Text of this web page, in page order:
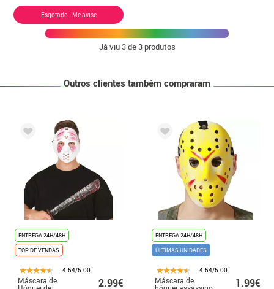
Esgotado - Me avise
Já viu3de 3 produtos
Outros clientes também compraram
ENTREGA 24H/48H
TOP DE VENDAS
4.54/5.00
Máscara de 2.99€
ENTREGA 24H/48H
ÚLTIMAS UNIDADES
4.54/5.00
Máscara de 1.99€